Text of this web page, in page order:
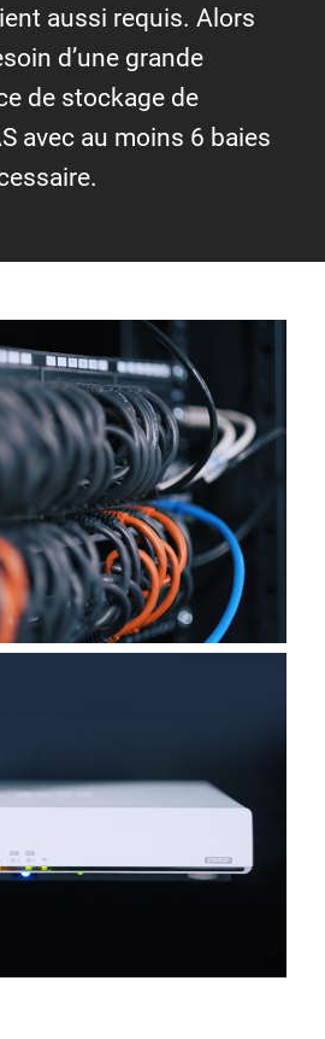
aussi requis. Alors
d’une grande
de stockage de
avec au moins 6 baies